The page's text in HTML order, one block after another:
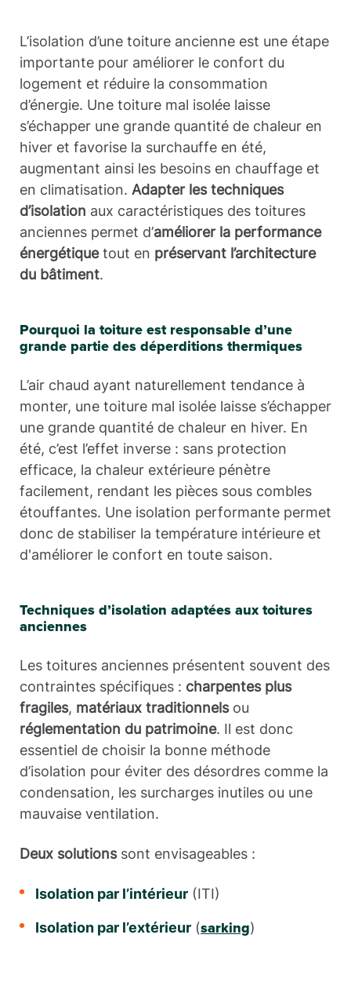
L’isolation d’une toiture ancienne est une étape
importante pour améliorer le confort du
logement et réduire la consommation
d’énergie. Une toiture mal isolée laisse
s’échapper une grande quantité de chaleur en
hiver et favorise la surchauffe en été,
augmentant ainsi les besoins en chauffage et
en climatisation. Adapter les techniques
d’isolation aux caractéristiques des toitures
anciennes permet d’améliorer la performance
énergétiquetout en préservant l’architecture
du bâtiment.
Pourquoi la toiture est responsable d’une
grande partie des déperditions thermiques
L’air chaud ayant naturellement tendance à
monter, une toiture mal isolée laisse s’échapper
une grande quantité de chaleur en hiver. En
été, c’est l’effet inverse : sans protection
efficace, la chaleur extérieure pénètre
facilement, rendant les pièces sous combles
étouffantes. Une isolation performante permet
donc de stabiliser la température intérieure et
d'améliorer le confort en toute saison.
Techniques d’isolation adaptées aux toitures
anciennes
Les toitures anciennes présentent souvent des
contraintes spécifiques : charpentes plus
fragiles, matériaux traditionnels ou
réglementation du patrimoine. Il est donc
essentiel de choisir la bonne méthode
d’isolation pour éviter des désordres comme la
condensation, les surcharges inutiles ou une
mauvaise ventilation.
Deux solutionssont envisageables :
Isolation par l’intérieur (ITI)
Isolation par l’extérieur (sarking)